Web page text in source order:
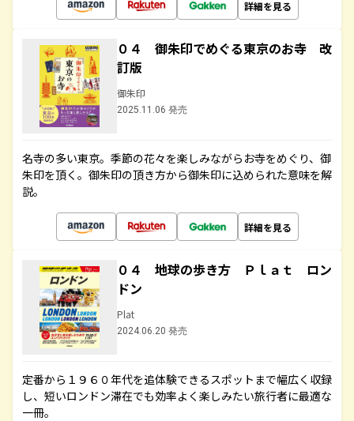
詳細を見る
０４ 御朱印でめぐる東京のお寺 改
訂版
御朱印
2025.11.06 発売
名寺の多い東京。季節の花々を楽しみながらお寺をめぐり、御
朱印を頂く。御朱印の頂き方から御朱印に込められた意味を解
説。
詳細を見る
０４ 地球の歩き方 Ｐｌａｔ ロン
ドン
Plat
2024.06.20 発売
定番から１９６０年代を追体験できるスポットまで幅広く収録
し、短いロンドン滞在でも効率よく楽しみたい旅行者に最適な
一冊。